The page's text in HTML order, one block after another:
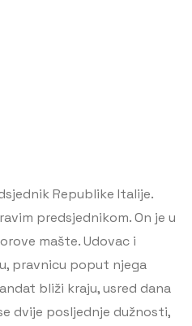
Republike Italije.
predsjednikom. On je u
mašte. Udovac i
pravnicu poput njega
bliži kraju, usred dana
dvije posljednje dužnosti,